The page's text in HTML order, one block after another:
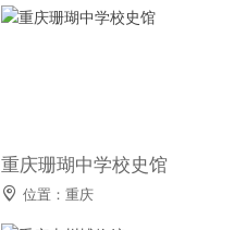
重庆珊瑚中学校史馆
 位置：重庆